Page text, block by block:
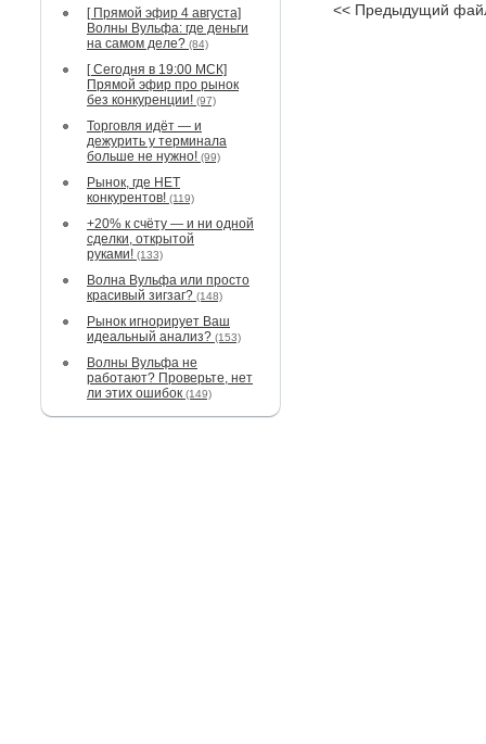
[ Прямой эфир 4 августа]
Волны Вульфа: где деньги
на самом деле? (84)
[ Сегодня в 19:00 МСК]
Прямой эфир про рынок
без конкуренции! (97)
Торговля идёт — и
дежурить у терминала
больше не нужно! (99)
Рынок, где НЕТ
конкурентов! (119)
+20% к счёту — и ни одной
сделки, открытой
руками! (133)
Волна Вульфа или просто
красивый зигзаг? (148)
Рынок игнорирует Ваш
идеальный анализ? (153)
Волны Вульфа не
работают? Проверьте, нет
ли этих ошибок (149)
<< Предыдущий